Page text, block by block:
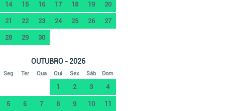
14 15 16 17 18 19 20
21 22 23 24 25 26 27
28 29 30
OUTUBRO - 2026
Seg Ter Qua Qui Sex Sáb Dom
1 2 3 4
5 6 7 8 9 10 11